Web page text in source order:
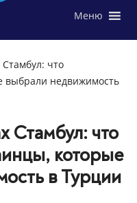
Меню
Стамбул: что
выбрали недвижимость
Стамбул: что
которые
в Турции